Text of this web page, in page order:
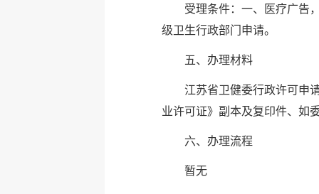
受理条件：一、医疗广告
级卫生行政部门申请。
五、办理材料
江苏省卫健委行政许可申
业许可证》副本及复印件、如
六、办理流程
暂无